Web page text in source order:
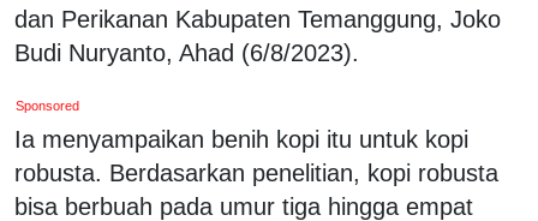
dan Perikanan Kabupaten Temanggung, Joko
Budi Nuryanto, Ahad (6/8/2023).
Sponsored
Ia menyampaikan benih kopi itu untuk kopi
robusta. Berdasarkan penelitian, kopi robusta
bisa berbuah pada umur tiga hingga empat